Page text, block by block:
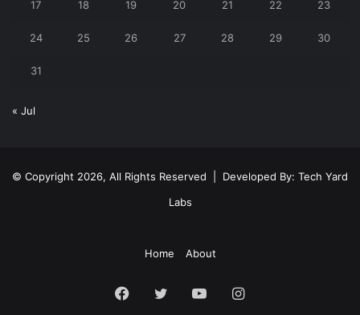
17 18 19 20 21 22 23
24 25 26 27 28 29 30
31
« Jul
© Copyright 2026, All Rights Reserved | Developed By: Tech Yard
Labs
Home About
Facebook
Twitter YouTubeInstagram